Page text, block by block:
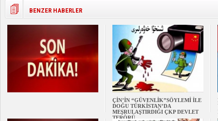
BENZER HABERLER
ÇİN’İN “GÜVENLİK”SÖYLEMİ İLE
DOĞU TÜRKİSTAN’DA
MEŞRULAŞTIRDIĞI ÇKP DEVLET
TERÖRÜ